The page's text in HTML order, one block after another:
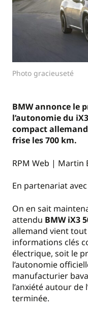
Photo gracieuseté
BMW annonce le
l’autonomie du
compact
frise les 700 km.
RPM Web | Martin
En partenariat avec
On en sait
attendu BMW iX3
allemand vient
informations clés
électrique, soit le
l’autonomie
manufacturier
l’anxiété autour de
terminée.